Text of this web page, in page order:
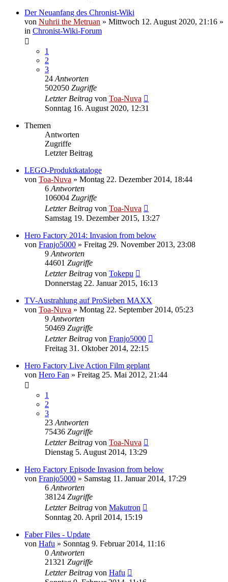
Der Neuanfang des Chronist-Wiki
von Nuhrii the Metruan » Mittwoch 12. August 2020, 21:16 »
in Chronist-Wiki-Forum
1
2
3
24 Antworten
502050 Zugriffe
Letzter Beitrag von Toa-Nuva
Sonntag 16. August 2020, 12:31
Themen
Antworten
Zugriffe
Letzter Beitrag
LEGO-Produktkataloge
von Toa-Nuva » Montag 22. Dezember 2014, 18:44
6 Antworten
106004 Zugriffe
Letzter Beitrag von Toa-Nuva
Samstag 19. Dezember 2015, 13:27
Hero Factory 2014: Invasion from below
von Franjo5000 » Freitag 29. November 2013, 23:08
9 Antworten
44601 Zugriffe
Letzter Beitrag von Tokepu
Donnerstag 22. Januar 2015, 16:13
TV-Austrahlung auf ProSieben MAXX
von Toa-Nuva » Montag 22. September 2014, 05:23
9 Antworten
50469 Zugriffe
Letzter Beitrag von Franjo5000
Freitag 31. Oktober 2014, 22:15
Hero Factory Live Action Film geplant
von Hero Fan » Freitag 25. Mai 2012, 21:44
1
2
3
23 Antworten
75436 Zugriffe
Letzter Beitrag von Toa-Nuva
Dienstag 5. August 2014, 13:29
Hero Factory Episode Invasion from below
von Franjo5000 » Samstag 11. Januar 2014, 17:29
6 Antworten
38124 Zugriffe
Letzter Beitrag von Makutron
Sonntag 20. April 2014, 15:19
Faber Files - Update
von Hafu » Sonntag 9. Februar 2014, 11:16
0 Antworten
21321 Zugriffe
Letzter Beitrag von Hafu